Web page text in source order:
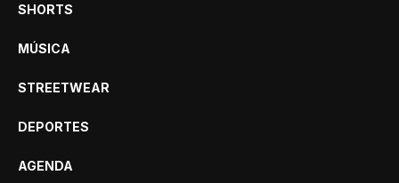
SHORTS
MÚSICA
STREETWEAR
DEPORTES
AGENDA